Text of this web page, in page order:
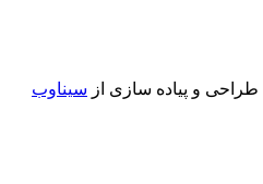
طراحی و پیاده سازی از سیناوب